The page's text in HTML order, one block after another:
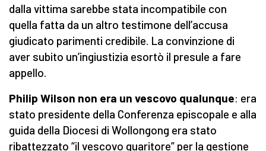
dalla vittima sarebbe stata incompatibile con
quella fatta da un altro testimone dell’accusa
giudicato parimenti credibile. La convinzione di
aver subito un’ingiustizia esortò il presule a fare
appello.
Philip Wilson non era un vescovo qualunque: era
stato presidente della Conferenza episcopale e alla
guida della Diocesi di Wollongong era stato
ribattezzato “il vescovo guaritore” per la gestione